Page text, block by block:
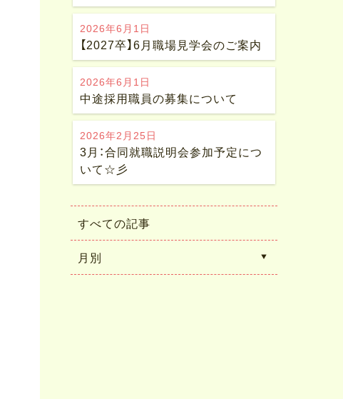
2026年6月1日
【2027卒】6月職場見学会のご案内
2026年6月1日
中途採用職員の募集について
2026年2月25日
3月：合同就職説明会参加予定につ
いて☆彡
すべての記事
月別